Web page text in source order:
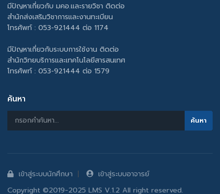
มีปัญหาเกี่ยวกับ มคอ.และรายวิชา ติดต่อ
สำนักส่งเสริมวิชาการและงานทะเบียน
โทรศัพท์ : 053-921444 ต่อ 1174
มีปัญหาเกี่ยวกับระบบการใช้งาน ติดต่อ
สำนักวิทยบริการและเทคโนโลยีสารสนเทศ
โทรศัพท์ : 053-921444 ต่อ 1579
ค้นหา
เข้าสู่ระบบนักศึกษา
เข้าสู่ระบบอาจารย์
Copyright ©2019-2025 LMS V.1.2 All right reserved.